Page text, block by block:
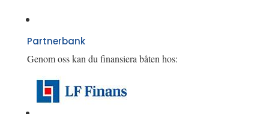
Partnerbank
Genom oss kan du finansiera båten hos: